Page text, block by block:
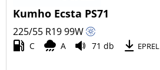
Kumho Ecsta PS71
225/55 R1999W
C A 71 db EPREL